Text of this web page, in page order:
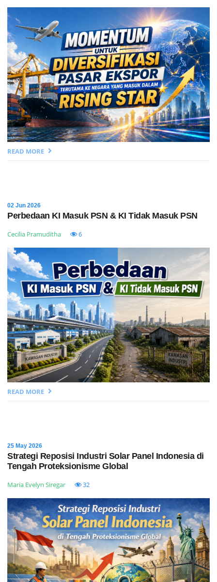
READ MORE
02 Jun 2026
Perbedaan KI Masuk PSN & KI Tidak Masuk PSN
Cecilia Pramuditha 6
READ MORE
25 May 2026
Strategi Reposisi Industri Solar Panel Indonesia di
Tengah Proteksionisme Global
Maria Evelyn Siregar 32